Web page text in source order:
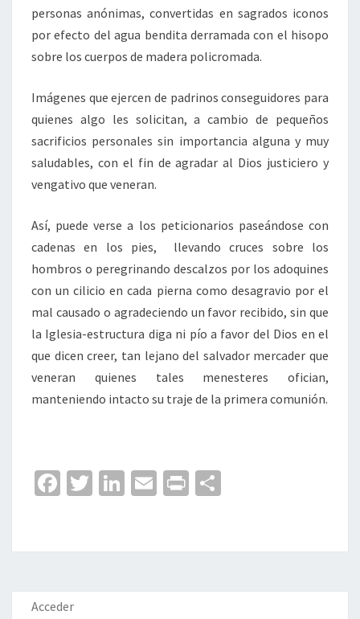
personas anónimas, convertidas en sagrados iconos
por efecto del agua bendita derramada con el hisopo
sobre los cuerpos de madera policromada.
Imágenes que ejercen de padrinos conseguidores para
quienes algo les solicitan, a cambio de pequeños
sacrificios personales sin importancia alguna y muy
saludables, con el fin de agradar al Dios justiciero y
vengativo que veneran.
Así, puede verse a los peticionarios paseándose con
cadenas en los pies, llevando cruces sobre los
hombros o peregrinando descalzos por los adoquines
con un cilicio en cada pierna como desagravio por el
mal causado o agradeciendo un favor recibido, sin que
la Iglesia-estructura diga ni pío a favor del Dios en el
que dicen creer, tan lejano del salvador mercader que
veneran quienes tales menesteres ofician,
manteniendo intacto su traje de la primera comunión.
Fa
o
o
k
T
er
Li
dI
n
E
l
Pr
p
ar
Acceder